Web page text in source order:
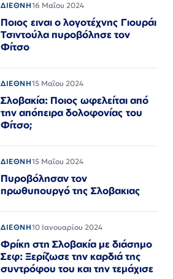
ΔΙΕΘΝΗ16 Μαΐου 2024
Ποιος ειναι ο λογοτέχνης Γιουράι
Τσιντούλα πυροβόλησε τον
Φίτσο
ΔΙΕΘΝΗ15 Μαΐου 2024
Σλοβακία: Ποιος ωφελείται από
την απόπειρα δολοφονίας του
Φίτσο;
ΔΙΕΘΝΗ15 Μαΐου 2024
Πυροβόλησαν τον
πρωθυπουργό της Σλοβακιας
ΔΙΕΘΝΗ10 Ιανουαρίου 2024
Φρίκη στη Σλοβακία με διάσημο
Σεφ: Ξερίζωσε την καρδιά της
συντρόφου του και την τεμάχισε